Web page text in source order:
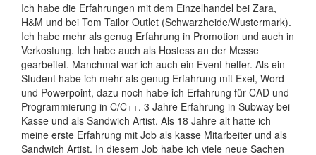
Ich habe die Erfahrungen mit dem Einzelhandel bei Zara,
H&M und bei Tom Tailor Outlet (Schwarzheide/Wustermark).
Ich habe mehr als genug Erfahrung in Promotion und auch in
Verkostung. Ich habe auch als Hostess an der Messe
gearbeitet. Manchmal war ich auch ein Event helfer. Als ein
Student habe ich mehr als genug Erfahrung mit Exel, Word
und Powerpoint, dazu noch habe ich Erfahrung für CAD und
Programmierung in C/C++. 3 Jahre Erfahrung in Subway bei
Kasse und als Sandwich Artist. Als 18 Jahre alt hatte ich
meine erste Erfahrung mit Job als kasse Mitarbeiter und als
Sandwich Artist. In diesem Job habe ich viele neue Sachen